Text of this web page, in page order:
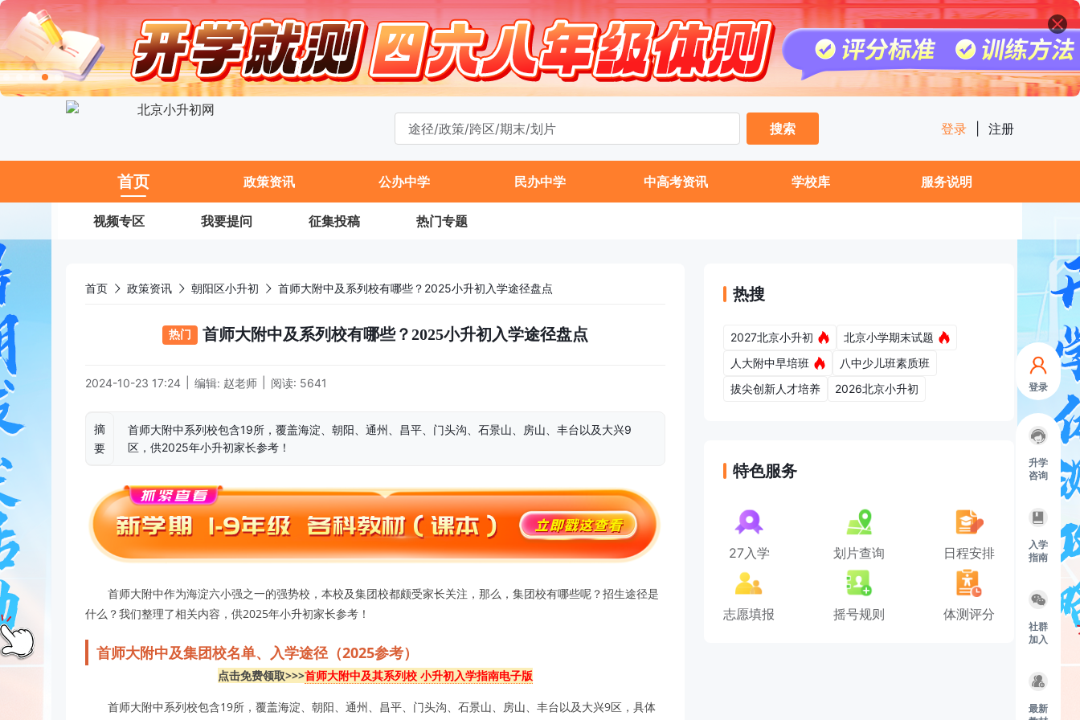
登录
升学
咨询
入学
指南
社群
加入
最新
搜索
登录 注册
首页 政策资讯 公办中学 民办中学 中高考资讯 学校库 服务说明
视频专区 我要提问 征集投稿 热门专题
首页 政策资讯 朝阳区小升初 首师大附中及系列校有哪些？2025小升初入学途径盘点
热门 首师大附中及系列校有哪些？2025小升初入学途径盘点
2024-10-23 17:24 编辑: 赵老师 阅读: 5641
摘
要
首师大附中系列校包含19所，覆盖海淀、朝阳、通州、昌平、门头沟、石景山、房山、丰台以及大兴9
区，供2025年小升初家长参考！
首师大附中作为海淀六小强之一的强势校，本校及集团校都颇受家长关注，那么，集团校有哪些呢？招生途径是
什么？我们整理了相关内容，供2025年小升初家长参考！
首师大附中及集团校名单、入学途径（2025参考）
点击免费领取>>>首师大附中及其系列校 小升初入学指南电子版
首师大附中系列校包含19所，覆盖海淀、朝阳、通州、昌平、门头沟、石景山、房山、丰台以及大兴9区，具体
热搜
2027北京小升初
北京小学期末试题
人大附中早培班
八中少儿班素质班
拔尖创新人才培养
2026北京小升初
特色服务
27入学 划片查询 日程安排
志愿填报 摇号规则 体测评分